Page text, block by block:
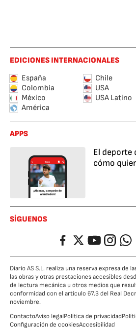
EDICIONES INTERNACIONALES
España
Chile
Colombia
USA
México
USA Latino
América
APPS
El deporte
cómo
SÍGUENOS
FacebookTwitterYouTubeInstagram
Diario AS S.L. realiza una reserva expresa de
las obras y otras prestaciones accesibles
de lectura mecánica u otros medios que
conformidad con el artículo 67.3 del Real
noviembre.
ContactoAviso legalPolítica de privacidad
Configuración de cookiesAccesibilidad